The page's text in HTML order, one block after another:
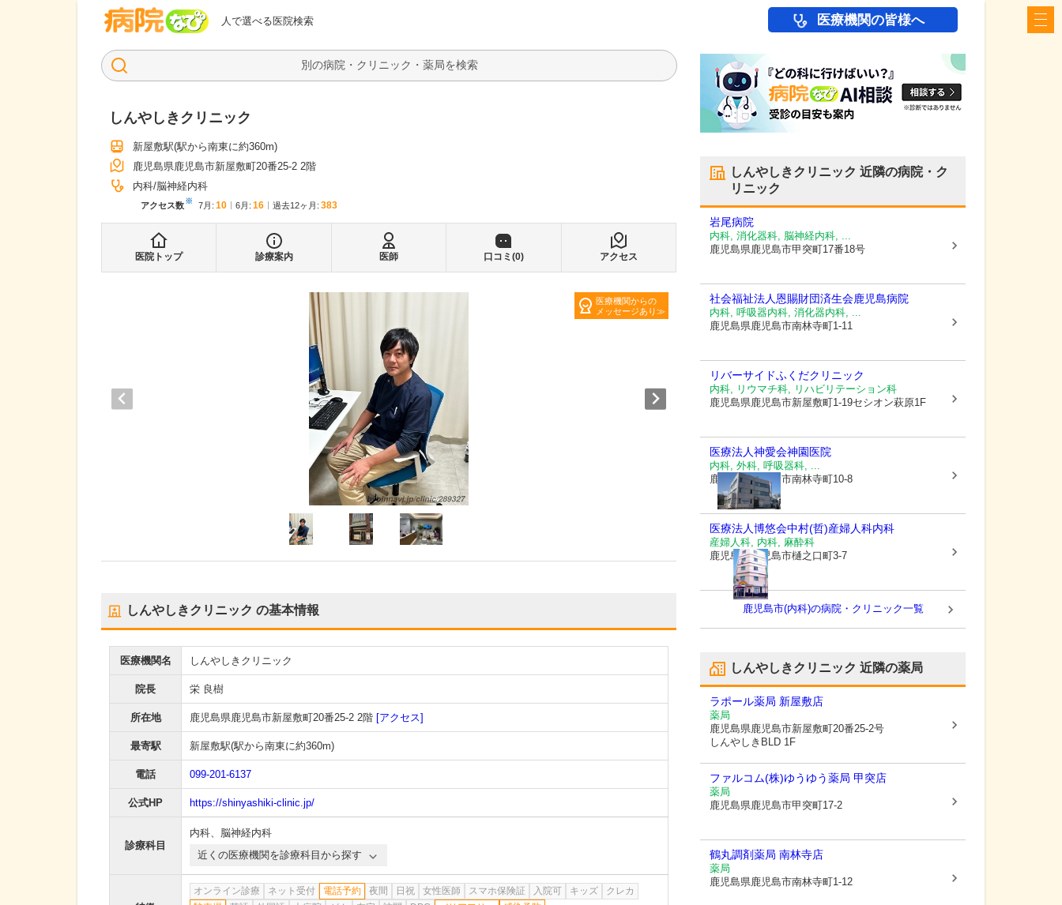
人で選べる医院検索
病院なび 医療機関の皆様へ
検索
しんやしきクリニック
新屋敷駅(駅から南東に約360m)
鹿児島県鹿児島市新屋敷町20番25-2 2階
内科 脳神経内科
アクセス数※ 7月 : 10 6月 : 16 過去12ヶ月: 383
医院トップ 診療案内 医師 口コミ(0) アクセス
医療機関からの
メッセージあり
しんやしきクリニック の基本情報
医療機関名 しんやしきクリニック
院長 栄 良樹
所在地 鹿児島県鹿児島市新屋敷町20番25-2 2階 [アクセス]
最寄駅 新屋敷駅(駅から南東に約360m)
電話 099-201-6137
公式HP https://shinyashiki-clinic.jp/
診療科目
内科、 脳神経内科
近くの医療機関を診療科目から探す
オンライン診療 ネット受付 電話予約 夜間 日祝 女性医師 スマホ保険証 入院可 キッズ
クレカ
しんやしきクリニック 近隣の病院・ク
リニック
岩尾病院
内科, 消化器科, 脳神経内科, ...
鹿児島県鹿児島市甲突町17番18号
社会福祉法人恩賜財団済生会鹿児島病院
内科, 呼吸器内科, 消化器内科, ...
鹿児島県鹿児島市南林寺町1-11
リバーサイドふくだクリニック
内科, リウマチ科, リハビリテーション科
鹿児島県鹿児島市新屋敷町1-19セシオン萩原1F
医療法人神愛会神園医院
内科, 外科, 呼吸器科, ...
鹿児島県鹿児島市南林寺町10-8
医療法人博悠会中村(哲)産婦人科内科
産婦人科, 内科, 麻酔科
鹿児島県鹿児島市樋之口町3-7
鹿児島市(内科)の病院・クリニック一覧
しんやしきクリニック 近隣の薬局
ラポール薬局 新屋敷店
薬局
鹿児島県鹿児島市新屋敷町20番25-2号
しんやしきBLD 1F
ファルコム(株)ゆうゆう薬局 甲突店
薬局
鹿児島県鹿児島市甲突町17-2
鶴丸調剤薬局 南林寺店
薬局
鹿児島県鹿児島市南林寺町1-12